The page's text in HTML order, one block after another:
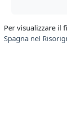
Per visualizzare il
Spagna nel